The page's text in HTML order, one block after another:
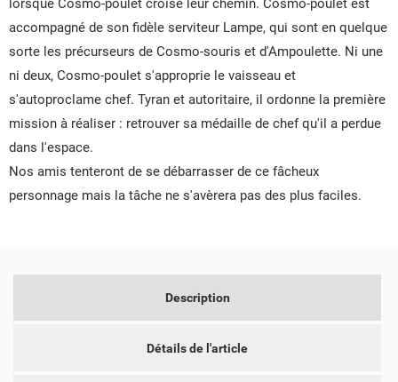
lorsque Cosmo-poulet croise leur chemin. Cosmo-poulet est
accompagné de son fidèle serviteur Lampe, qui sont en quelque
sorte les précurseurs de Cosmo-souris et d'Ampoulette. Ni une
ni deux, Cosmo-poulet s'approprie le vaisseau et
s'autoproclame chef. Tyran et autoritaire, il ordonne la première
mission à réaliser : retrouver sa médaille de chef qu'il a perdue
dans l'espace.
Nos amis tenteront de se débarrasser de ce fâcheux
personnage mais la tâche ne s'avèrera pas des plus faciles.
Description
Détails de l'article
add_circle_outlineCRÉER UNE NOUVELLE LISTE
CRÉER UNE LISTE D'ENVIES
ANNULER CRÉER UNE LISTE D'ENVIES
CONNEXION
ANNULER